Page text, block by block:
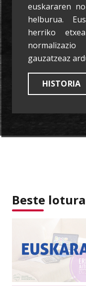
euskararen
helburua.
herriko
gauzatzeaz
HISTORIA
Beste